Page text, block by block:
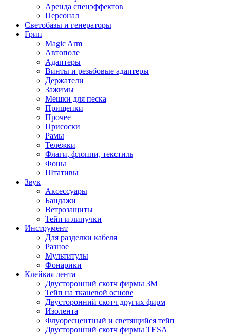
Аренда спецэффектов
Персонал
Светобазы и генераторы
Грип
Magic Arm
Автополе
Адаптеры
Винты и резьбовые адаптеры
Держатели
Зажимы
Мешки для песка
Прищепки
Прочее
Присоски
Рамы
Тележки
Флаги, флоппи, текстиль
Фоны
Штативы
Звук
Аксессуары
Бандажи
Ветрозащиты
Тейп и липучки
Инструмент
Для разделки кабеля
Разное
Мультитулы
Фонарики
Клейкая лента
Двусторонний скотч фирмы 3M
Тейп на тканевой основе
Двусторонний скотч других фирм
Изолента
Флуоресцентный и светящийся тейп
Двусторонний скотч фирмы TESA